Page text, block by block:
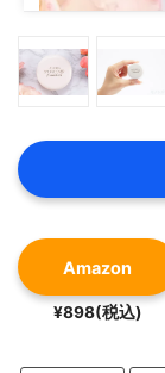
Amazon
¥898(税込)